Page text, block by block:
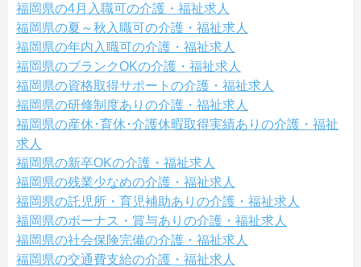
福岡県の4月入職可の介護・福祉求人
福岡県の夏～秋入職可の介護・福祉求人
福岡県の年内入職可の介護・福祉求人
福岡県のブランクOKの介護・福祉求人
福岡県の資格取得サポートの介護・福祉求人
福岡県の研修制度ありの介護・福祉求人
福岡県の産休･育休･介護休暇取得実績ありの介護・福祉
求人
福岡県の新卒OKの介護・福祉求人
福岡県の残業少なめの介護・福祉求人
福岡県の託児所・育児補助ありの介護・福祉求人
福岡県のボーナス・賞与ありの介護・福祉求人
福岡県の社会保険完備の介護・福祉求人
福岡県の交通費支給の介護・福祉求人